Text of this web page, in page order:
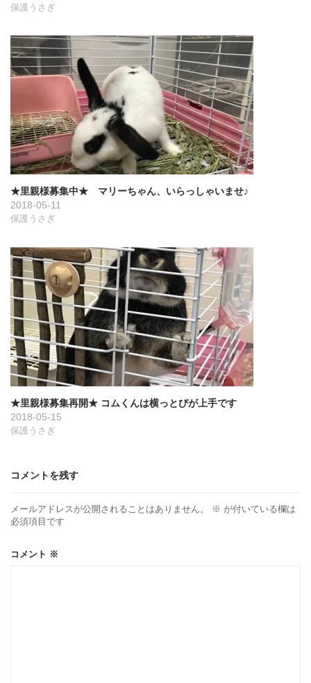
保護うさぎ
★里親様募集中★ マリーちゃん、いらっしゃいませ♪
2018-05-11
保護うさぎ
★里親様募集再開★ コムくんは横っとびが上手です
2018-05-15
保護うさぎ
コメントを残す
メールアドレスが公開されることはありません。 ※ が付いている欄は
必須項目です
コメント ※